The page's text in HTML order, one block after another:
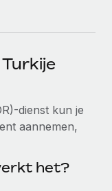
experts
van
dienst kun je
aannemen,
het?